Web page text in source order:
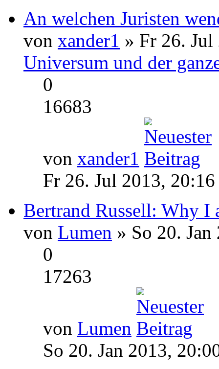
An welchen Juristen
von xander1 » Fr 26.
Universum und der
0
16683
von xander1
Fr 26. Jul 2013, 20:16
Bertrand Russell: Why I
von Lumen » So 20.
0
17263
von Lumen
So 20. Jan 2013,